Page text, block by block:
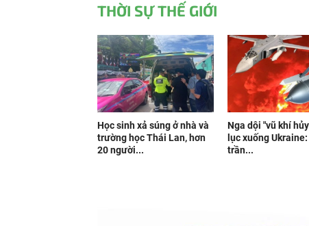
THỜI SỰ THẾ GIỚI
Học sinh xả súng ở nhà và
trường học Thái Lan, hơn
20 người...
Nga dội "vũ khí
lục xuống
trần...